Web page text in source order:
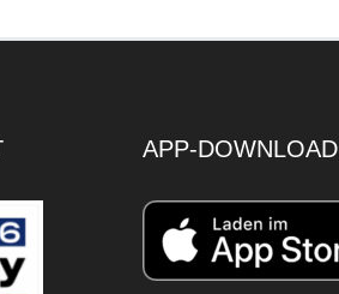
APP-DOWNLOAD